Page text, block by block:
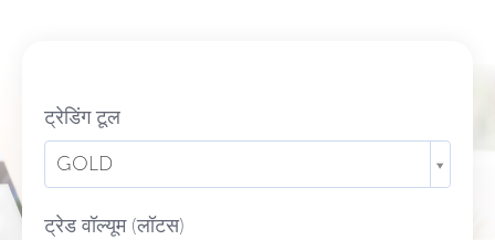
ट्रेडिंग टूल
GOLD
ट्रेड वॉल्यूम (लॉटस)